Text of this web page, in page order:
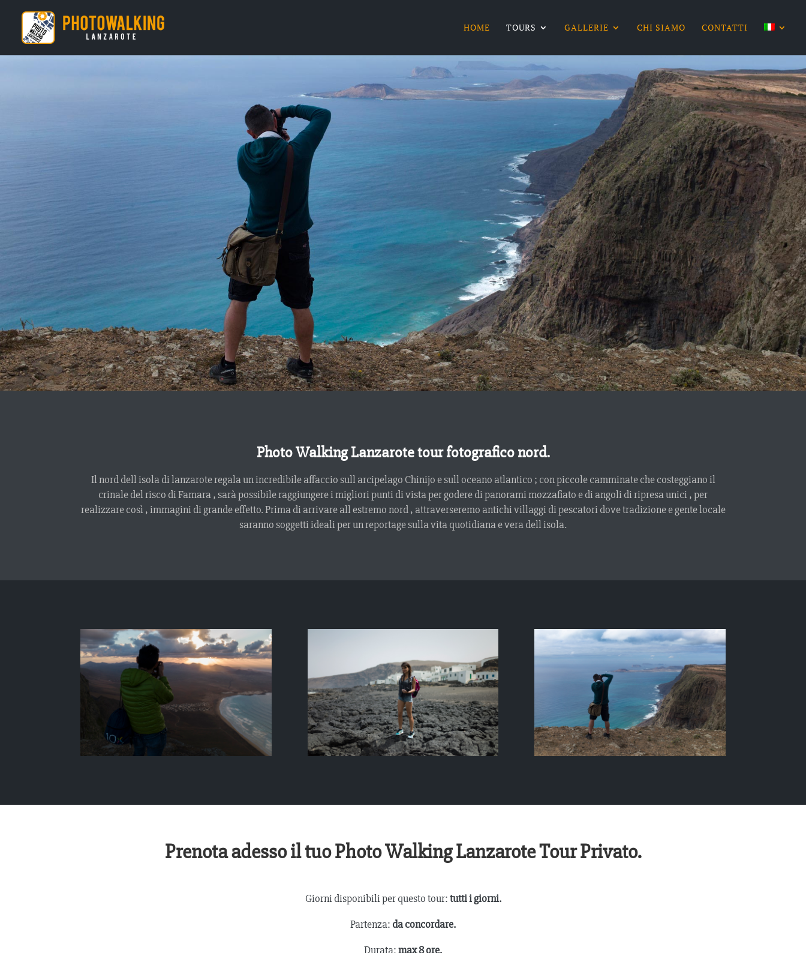
HOME TOURS GALLERIE CHI SIAMO CONTATTI
Photo Walking Lanzarote tour fotografico nord.
Il nord dell isola di lanzarote regala un incredibile affaccio sull arcipelago Chinijo e sull oceano atlantico ; con piccole camminate che costeggiano il
crinale del risco di Famara , sarà possibile raggiungere i migliori punti di vista per godere di panorami mozzafiato e di angoli di ripresa unici , per
realizzare così , immagini di grande effetto. Prima di arrivare all estremo nord , attraverseremo antichi villaggi di pescatori dove tradizione e gente locale
saranno soggetti ideali per un reportage sulla vita quotidiana e vera dell isola.
Prenota adesso il tuo Photo Walking Lanzarote Tour Privato.
Giorni disponibili per questo tour:tutti i giorni.
Partenza: da concordare.
Durata:max 8 ore.